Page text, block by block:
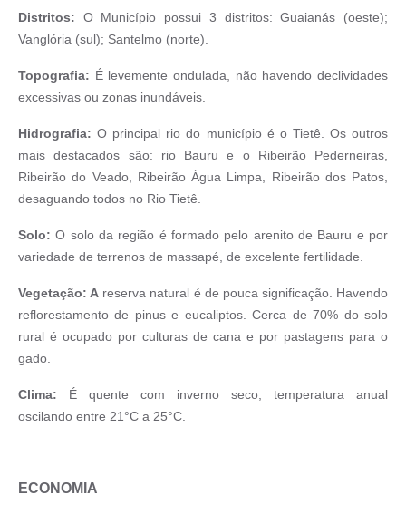
Distritos: O Município possui 3 distritos: Guaianás (oeste);
Vanglória (sul); Santelmo (norte).
Topografia: É levemente ondulada, não havendo declividades
excessivas ou zonas inundáveis.
Hidrografia:O principal rio do município é o Tietê. Os outros
mais destacados são: rio Bauru e o Ribeirão Pederneiras,
Ribeirão do Veado, Ribeirão Água Limpa, Ribeirão dos Patos,
desaguando todos no Rio Tietê.
Solo:O solo da região é formado pelo arenito de Bauru e por
variedade de terrenos de massapé, de excelente fertilidade.
Vegetação:A reserva natural é de pouca significação. Havendo
reflorestamento de pinus e eucaliptos. Cerca de 70% do solo
rural é ocupado por culturas de cana e por pastagens para o
gado.
Clima: É quente com inverno seco; temperatura anual
oscilando entre 21°C a 25°C.
ECONOMIA